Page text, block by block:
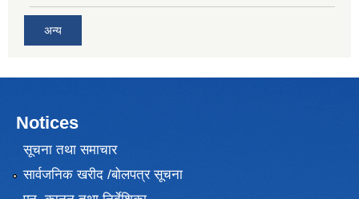
अन्य
Notices
सूचना तथा समाचार
सार्वजनिक खरीद /बोलपत्र सूचना